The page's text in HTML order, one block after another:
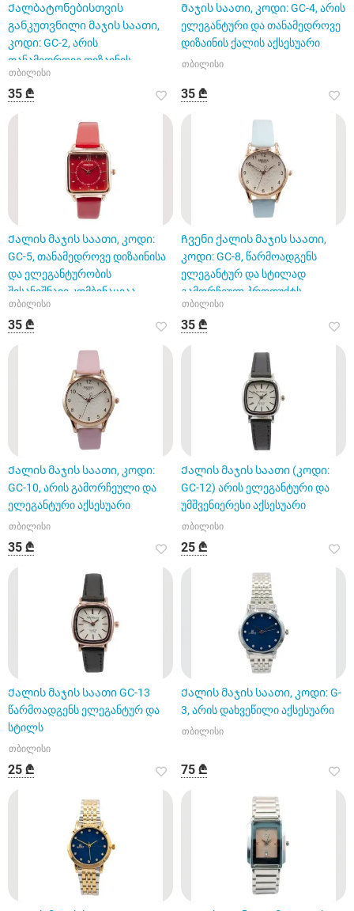
Ქალბატონებისთვის
განკუთვნილი მაჯის საათი,
კოდი: GC-2, არის
თანამედროვე დიზაინის
აქსესუარი
თბილისი
35 ₾
Მაჯის საათი, კოდი: GC-4, არის
ელეგანტური და თანამედროვე
დიზაინის ქალის აქსესუარი
თბილისი
35 ₾
Ქალის მაჯის საათი, კოდი:
GC-5, თანამედროვე დიზაინისა
და ელეგანტურობის
შესანიშნავი კომბინაციაა
თბილისი
35 ₾
Ჩვენი ქალის მაჯის საათი,
კოდი: GC-8, წარმოადგენს
ელეგანტურ და სტილად
გამორჩეულ პროდუქტს.
თბილისი
35 ₾
Ქალის მაჯის საათი, კოდი:
GC-10, არის გამორჩეული და
ელეგანტური აქსესუარი
თბილისი
35 ₾
Ქალის მაჯის საათი (კოდი:
GC-12) არის ელეგანტური და
უმშვენიერესი აქსესუარი
თბილისი
25 ₾
Ქალის მაჯის საათი GC-13
წარმოადგენს ელეგანტურ და
სტილს
თბილისი
25 ₾
Ქალის მაჯის საათი, კოდი: G-
3, არის დახვეწილი აქსესუარი
თბილისი
75 ₾